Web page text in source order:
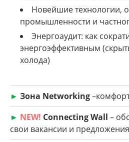
Новейшие технологии,
промышленности и
Энергоаудит: как
энергоэффективным
холода)
► Зона Networking
► NEW! Connecting Wall –
свои вакансии и предложения